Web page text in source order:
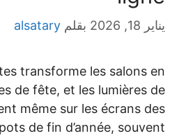
La période
véritables
Noël
joueurs. Les